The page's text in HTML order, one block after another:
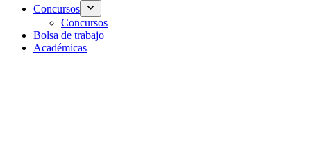
Concursos
Concursos
Bolsa de trabajo
Académicas